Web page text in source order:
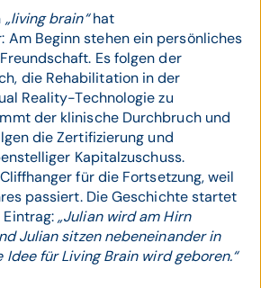
„living brain“hat
Am Beginn stehen ein persönliches
Es folgen der
die Rehabilitation in der
Reality-Technologie zu
der klinische Durchbruch und
die Zertifizierung und
Kapitalzuschuss.
für die Fortsetzung, weil
passiert. Die Geschichte startet
Eintrag:„Julian wird am Hirn
Julian sitzen nebeneinander in
für Living Brain wird geboren.“